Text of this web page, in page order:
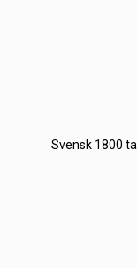
Svensk 1800